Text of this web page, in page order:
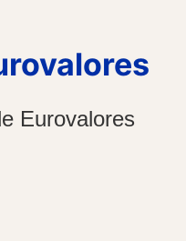
Eurovalores